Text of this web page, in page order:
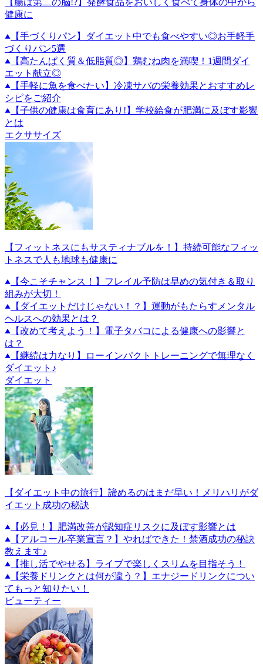
健康に
【手づくりパン】ダイエット中でも食べやすい◎お手軽手
づくりパン5選
【高たんぱく質＆低脂質◎】鶏むね肉を満喫！1週間ダイ
エット献立◎
【手軽に魚を食べたい】冷凍サバの栄養効果とおすすめレ
シピをご紹介
【子供の健康は食育にあり!】学校給食が肥満に及ぼす影響
とは
エクササイズ
【フィットネスにもサスティナブルを！】持続可能なフィッ
トネスで人も地球も健康に
【今こそチャンス！】フレイル予防は早めの気付き＆取り
組みが大切！
【ダイエットだけじゃない！？】運動がもたらすメンタル
ヘルスへの効果とは？
【改めて考えよう！】電子タバコによる健康への影響と
は？
【継続は力なり】ローインパクトトレーニングで無理なく
ダイエット♪
ダイエット
【ダイエット中の旅行】諦めるのはまだ早い！メリハリがダ
イエット成功の秘訣
【必見！】肥満改善が認知症リスクに及ぼす影響とは
【アルコール卒業宣言？】やればできた！禁酒成功の秘訣
教えます♪
【推し活でやせる】ライブで楽しくスリムを目指そう！
【栄養ドリンクとは何が違う？】エナジードリンクについ
てもっと知りたい！
ビューティー